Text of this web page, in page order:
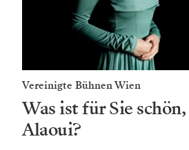
Vereinigte Bühnen Wien
Was ist für Sie
Alaoui?